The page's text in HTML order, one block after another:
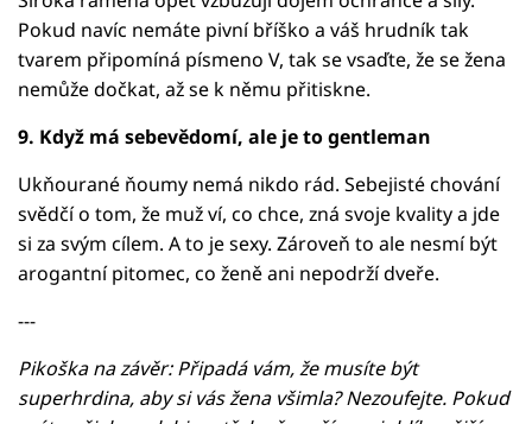
Pokud navíc nemáte pivní bříško a váš hrudník tak
tvarem připomíná písmeno V, tak se vsaďte, že se žena
nemůže dočkat, až se k němu přitiskne.
9. Když má sebevědomí, ale je to gentleman
Ukňourané ňoumy nemá nikdo rád. Sebejisté chování
svědčí o tom, že muž ví, co chce, zná svoje kvality a jde
si za svým cílem. A to je sexy. Zároveň to ale nesmí být
arogantní pitomec, co ženě ani nepodrží dveře.
---
Pikoška na závěr: Připadá vám, že musíte být
superhrdina, aby si vás žena všimla? Nezoufejte. Pokud